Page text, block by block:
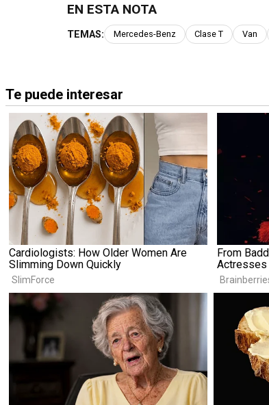
EN ESTA NOTA
TEMAS: Mercedes-Benz Clase T Van